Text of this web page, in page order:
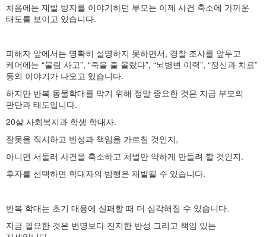
처음에는 재발 방지를 이야기하던 부모는 이제 사건 축소에 가까운
태도를 보이고 있습니다.
피해자 앞에서는 명확히 설명하지 못하면서, 경찰 조사를 앞두고
케어에는 “물림 사고”, “죽을 줄 몰랐다”, “뇌병변 이력”, “정신과 치료”
등의 이야기가 나오고 있습니다.
하지만 반복 동물학대를 막기 위해 정말 중요한 것은 지금 부모의
판단과 태도입니다.
20살 사회복지과 학생 학대자.
잘못을 직시하고 반성과 책임을 가르칠 것인지,
아니면 서둘러 사건을 축소하고 처벌만 약하게 만들려 할 것인지.
후자를 선택하면 학대자의 범행은 재발될 수 있습니다.
반복 학대는 초기 대응에 실패할 때 더 심각해질 수 있습니다.
지금 필요한 것은 변명보다 진지한 반성 그리고 책임 있는